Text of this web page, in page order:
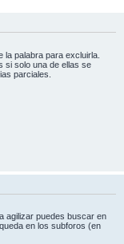
la palabra para excluirla.
si solo una de ellas se
parciales.
agilizar puedes buscar en
en los subforos (en